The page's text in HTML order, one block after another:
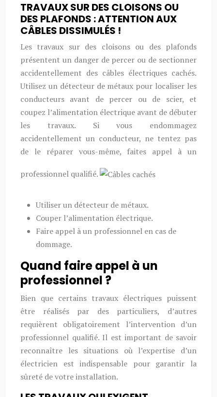
TRAVAUX SUR DES CLOISONS OU
DES PLAFONDS : ATTENTION AUX
CÂBLES DISSIMULÉS !
Les travaux sur des cloisons ou des plafonds
présentent un danger de percer ou de sectionner
accidentellement des câbles électriques cachés.
Utilisez un détecteur de métaux pour localiser les
conducteurs avant de percer ou de scier, et
coupez l’alimentation électrique avant de débuter
les travaux. Si vous endommagez
accidentellement un conducteur, ne tentez pas
de le réparer vous-même, faites appel à un
professionnel qualifié.
Utiliser un détecteur de métaux.
Couper l’alimentation électrique.
Faire appel à un professionnel en cas de
dommage.
Quand faire appel à un
professionnel ?
Bien que certains travaux électriques puissent
être réalisés par des particuliers, d’autres
requièrent obligatoirement l’intervention d’un
professionnel qualifié. Il est important de savoir
reconnaître les situations où l’expertise d’un
électricien est indispensable pour garantir la
sûreté de votre installation.